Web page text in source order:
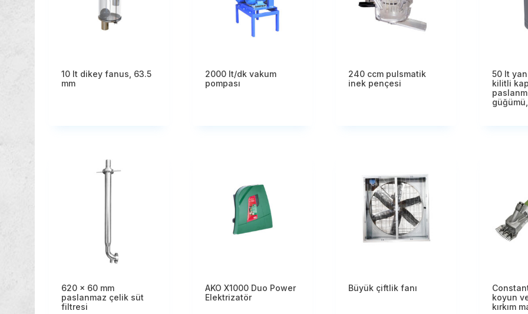
10 lt dikey fanus, 63.5
mm
2000 lt/dk vakum
pompası
240 ccm pulsmatik
inek pençesi
50 lt
kilitli
620 x 60 mm
paslanmaz çelik süt
filtresi
AKO X1000 Duo Power
Elektrizatör
Büyük çiftlik fanı
koyun
kırkım